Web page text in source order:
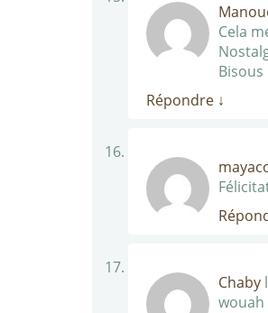
Cela
Répondre ↓
Chaby
wouah